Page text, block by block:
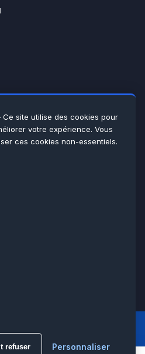
site utilise des cookies pour
votre expérience. Vous
ces cookies non-essentiels.
refuser Personnaliser